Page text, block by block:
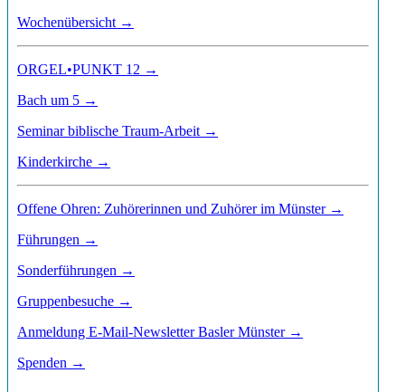
Wochenübersicht →
ORGEL•PUNKT 12 →
Bach um 5 →
Seminar biblische Traum-Arbeit →
Kinderkirche →
Offene Ohren: Zuhörerinnen und Zuhörer im Münster →
Führungen →
Sonderführungen →
Gruppenbesuche →
Anmeldung E-Mail-Newsletter Basler Münster →
Spenden →